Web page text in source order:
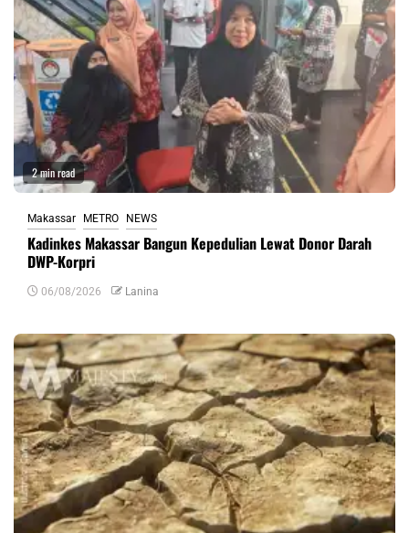
2 min read
Makassar METRO NEWS
Kadinkes Makassar Bangun Kepedulian Lewat Donor Darah
DWP-Korpri
06/08/2026 Lanina